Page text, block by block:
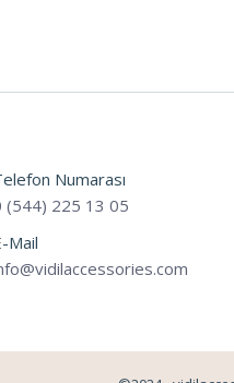
Numarası
(544) 225 13 05
Mail